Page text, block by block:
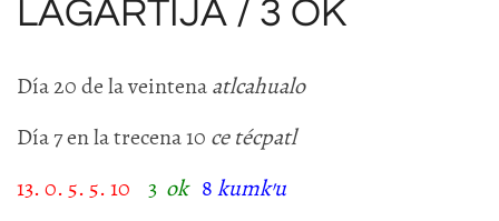
LAGARTIJA / 3 OK
Día 20 de la veintenaatlcahualo
Día 7 en la trecena 10 ce técpatl
13. 0. 5. 5. 10
3 ok 8kumk’u